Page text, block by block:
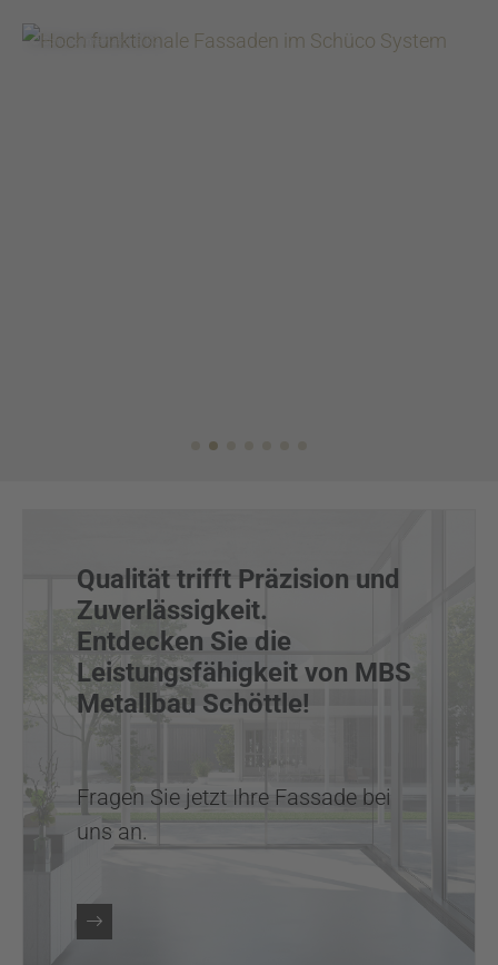
© Schüco International KG
Qualität trifft Präzision und
Zuverlässigkeit.
Entdecken Sie die
Leistungsfähigkeit von MBS
Metallbau Schöttle!
Fragen Sie jetzt Ihre Fassade bei
uns an.